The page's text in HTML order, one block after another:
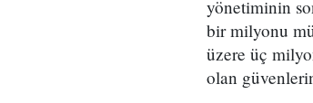
yönetiminin
bir milyonu
üzere üç
olan